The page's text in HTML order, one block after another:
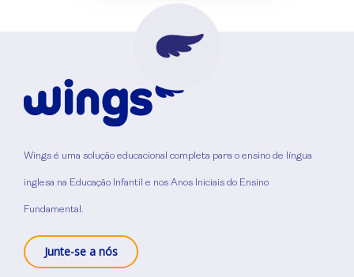
Wings é uma solução educacional completa para o ensino de língua
inglesa na Educação Infantil e nos Anos Iniciais do Ensino
Fundamental.
Junte-se a nós